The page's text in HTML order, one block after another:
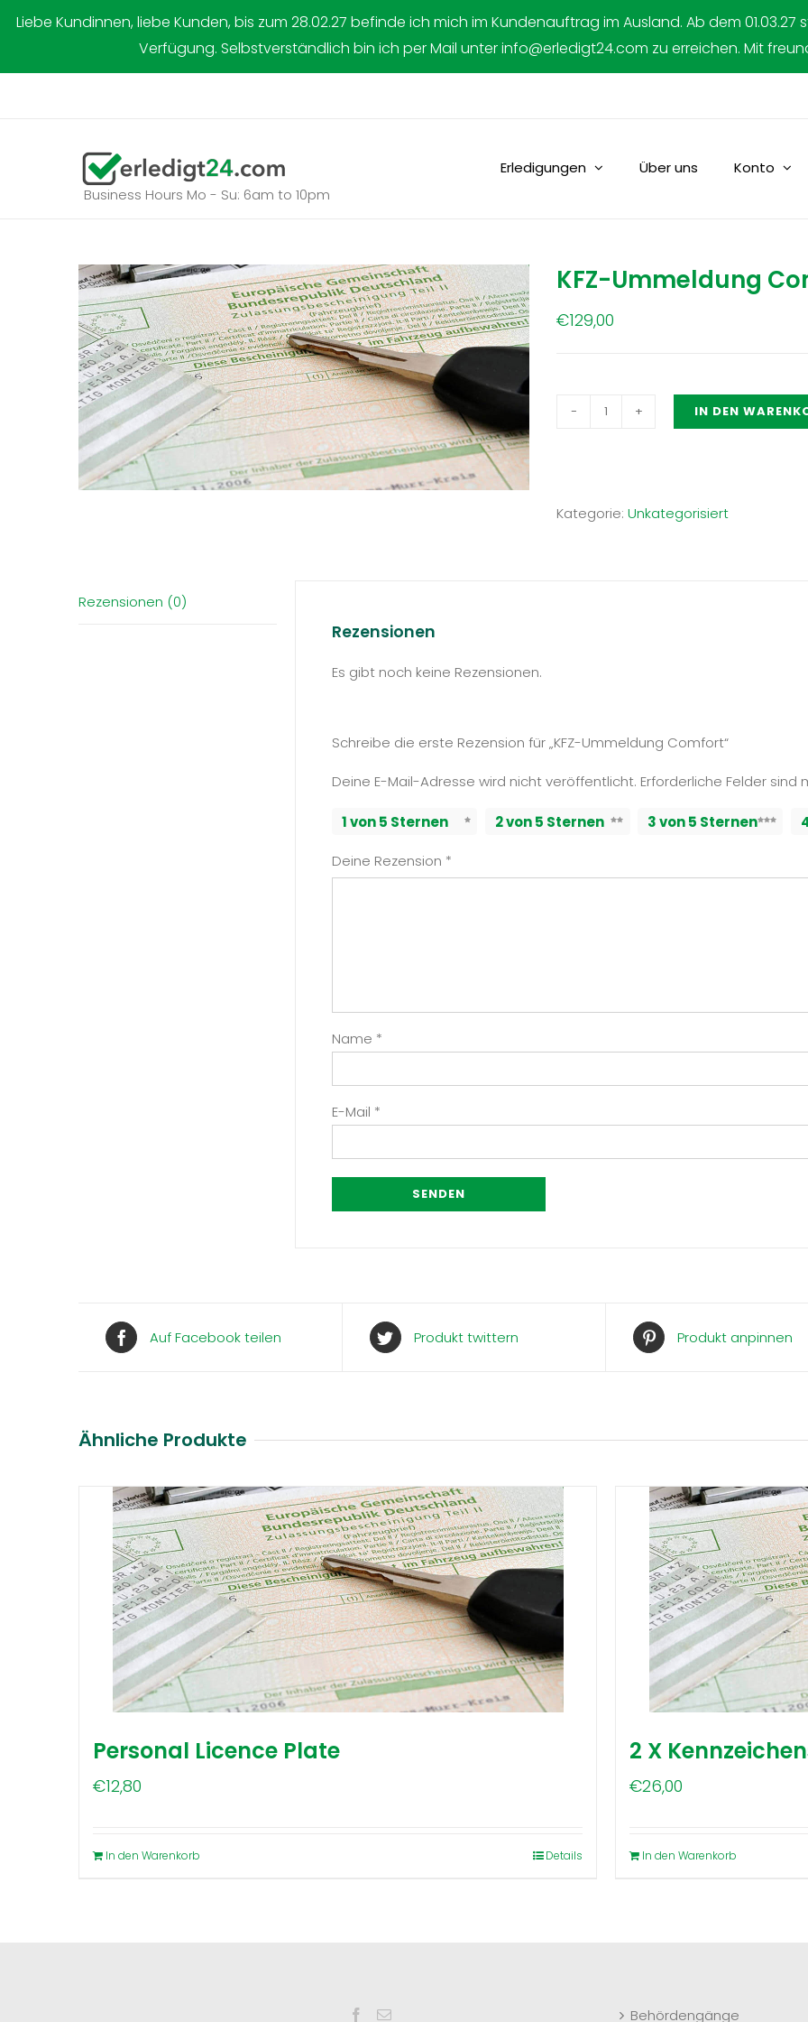
Liebe Kundinnen, liebe Kunden, bis zum 28.02.27 befinde ich mich im Kundenauftrag im Ausland. Ab dem
Verfügung. Selbstverständlich bin ich per Mail unter info@erledigt24.com zu erreichen. Mit
Business Hours Mo - Su: 6am to 10pm
Erledigungen Über uns Konto
KFZ-Ummeldung
€129,00
IN DEN
Kategorie: Unkategorisiert
Rezensionen (0)
Rezensionen
Es gibt noch keine Rezensionen.
Schreibe die erste Rezension für „KFZ-Ummeldung Comfort“
Deine E-Mail-Adresse wird nicht veröffentlicht. Erforderliche Felder sind
1 von 5 Sternen 2 von 5 Sternen 3 von 5 Sternen
Deine Rezension *
Name *
E-Mail *
Auf Facebook teilen Produkt twittern Produkt anpinnen
Ähnliche Produkte
Personal Licence Plate
€12,80
In den Warenkorb Details
2 X
€26,00
In den Warenkorb
Behördengänge